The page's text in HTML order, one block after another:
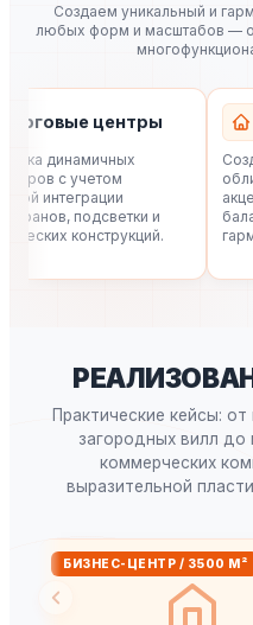
Создаем уникальный и
любых форм и масштабов —
центры
динамичных
с учетом
интеграции
подсветки и
конструкций.
Практические кейсы:
загородных вилл
коммерческих
выразительной
БИЗНЕС-ЦЕНТР / 3500 М²